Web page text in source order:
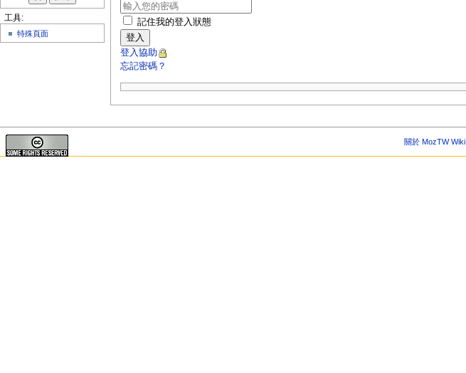
記住我的登入狀態
登入
登入協助
忘記密碼？
工具:
特殊頁面
關於 MozTW Wiki